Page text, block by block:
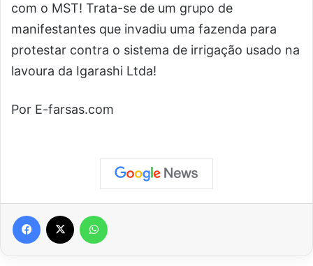
com o MST! Trata-se de um grupo de
manifestantes que invadiu uma fazenda para
protestar contra o sistema de irrigação usado na
lavoura da Igarashi Ltda!
Por E-farsas.com